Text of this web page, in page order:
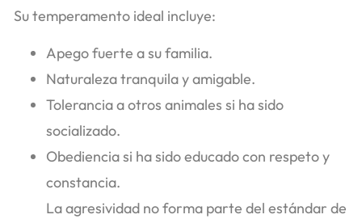
Su temperamento ideal incluye:
Apego fuerte a su familia.
Naturaleza tranquila y amigable.
Tolerancia a otros animales si ha sido
socializado.
Obediencia si ha sido educado con respeto y
constancia.
La agresividad no forma parte del estándar de